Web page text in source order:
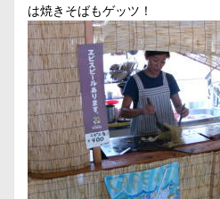
は焼きそばもゲッツ！